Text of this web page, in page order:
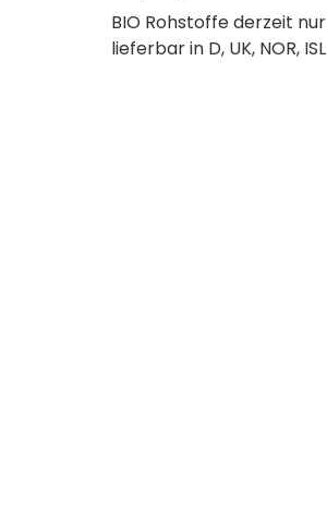
BIO Rohstoffe derzeit nur
lieferbar in D, UK, NOR, ISL